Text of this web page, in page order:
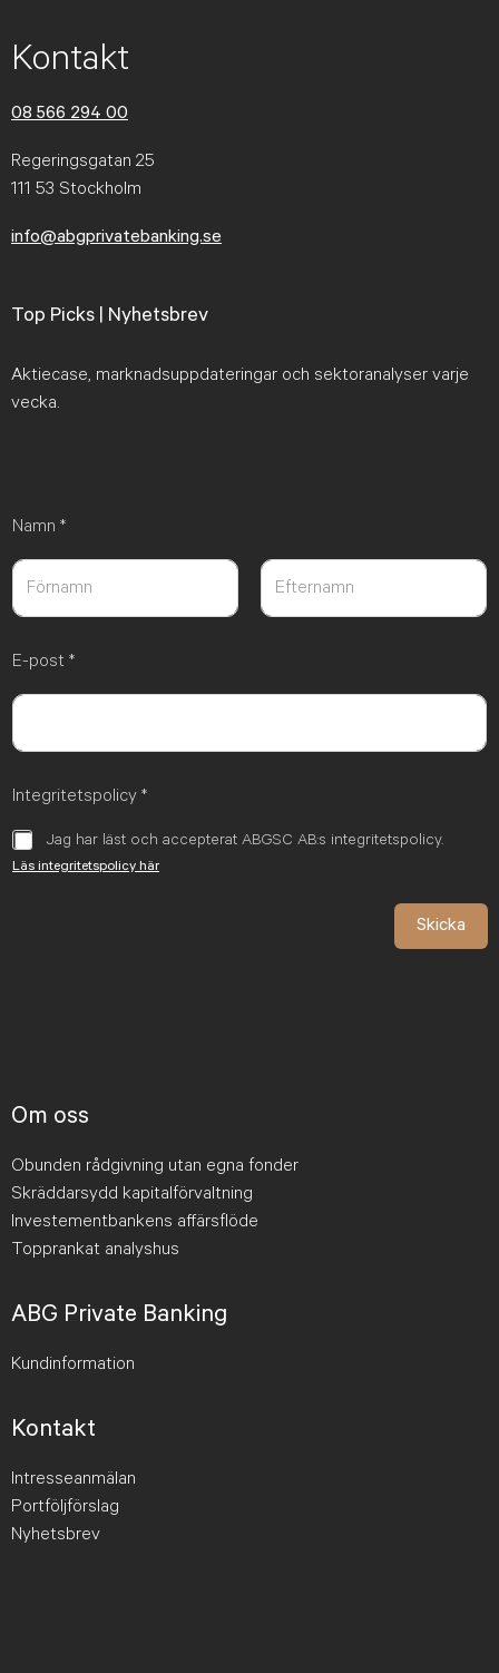
Kontakt
08 566 294 00
Regeringsgatan 25
111 53 Stockholm
info@abgprivatebanking.se
Top Picks | Nyhetsbrev
Aktiecase, marknadsuppdateringar och sektoranalyser varje
vecka.
Namn *
E-post *
Integritetspolicy *
Jag har läst och accepterat ABGSC AB:s integritetspolicy.
Läs integritetspolicy här
Skicka
Om oss
Obunden rådgivning utan egna fonder
Skräddarsydd kapitalförvaltning
Investementbankens affärsflöde
Topprankat analyshus
ABG Private Banking
Kundinformation
Kontakt
Intresseanmälan
Portföljförslag
Nyhetsbrev